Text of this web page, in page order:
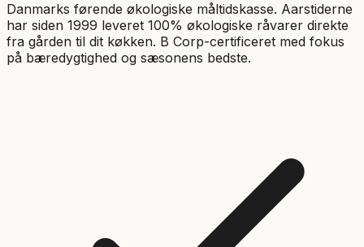
Danmarks førende økologiske måltidskasse. Aarstiderne
har siden 1999 leveret 100% økologiske råvarer direkte
fra gården til dit køkken. B Corp-certificeret med fokus
på bæredygtighed og sæsonens bedste.